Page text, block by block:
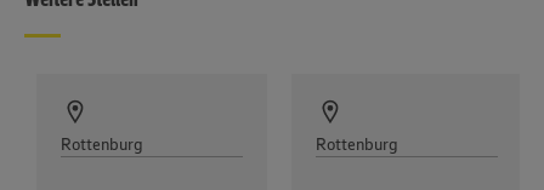
Rottenburg Rottenburg